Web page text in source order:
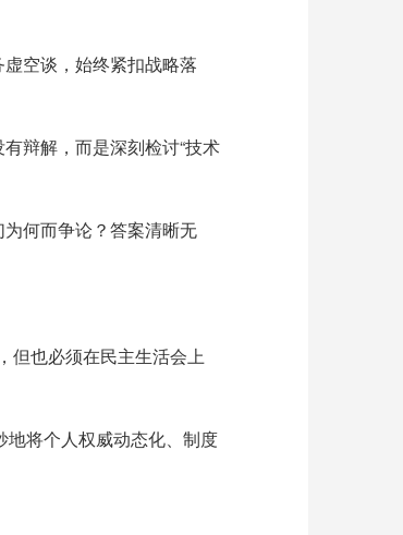
空谈，始终紧扣战略落
辩解，而是深刻检讨“技术
何而争论？答案清晰无
但也必须在民主生活会上
将个人权威动态化、制度